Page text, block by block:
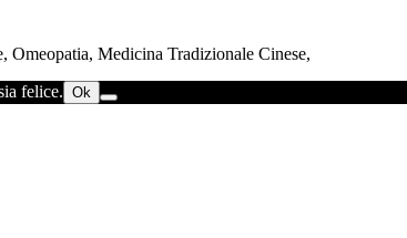
Medicina Tradizionale Cinese,
felice. Ok